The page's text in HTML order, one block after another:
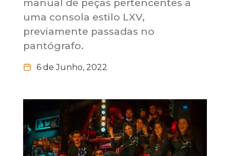
manual de peças pertencentes a
uma consola estilo LXV,
previamente passadas no
pantógrafo.
6 de Junho, 2022